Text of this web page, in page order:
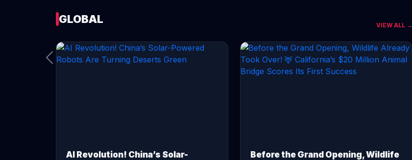
CONTINUE READING →
GLOBAL VIEW ALL →
AI Revolution! China’s Solar-
Before the Grand Opening, Wildlife